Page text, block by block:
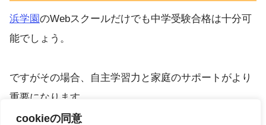
cookieの同意
浜学園のWebスクールだけでも中学受験合格は十分可
能でしょう。
ですがその場合、自主学習力と家庭のサポートがより
重要になります。